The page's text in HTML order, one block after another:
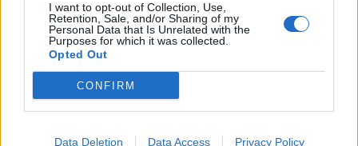
I want to opt-out of Collection, Use,
Retention, Sale, and/or Sharing of my
Personal Data that Is Unrelated with the
Purposes for which it was collected.
Opted Out
CONFIRM
Data Deletion Data Access Privacy Policy
Related Posts